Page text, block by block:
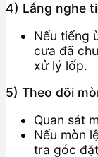
4) Lắng nghe
Nếu tiếng
cưa đã
xử lý lốp.
5) Theo dõi
Quan sát
Nếu mòn
tra góc